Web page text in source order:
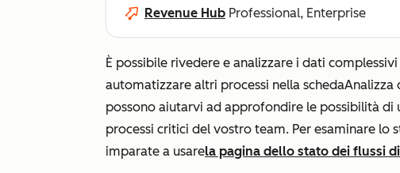
Revenue Hub Professional, Enterprise
È possibile rivedere e analizzare i dati
automatizzare altri processi nella schedaAnalizza
possono aiutarvi ad approfondire le possibilità
processi critici del vostro team. Per esaminare lo
imparate a usarela pagina dello stato dei flussi